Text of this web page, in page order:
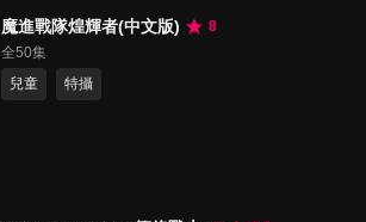
魔進戰隊煌輝者(中文版)
8
全50集
兒童
特攝